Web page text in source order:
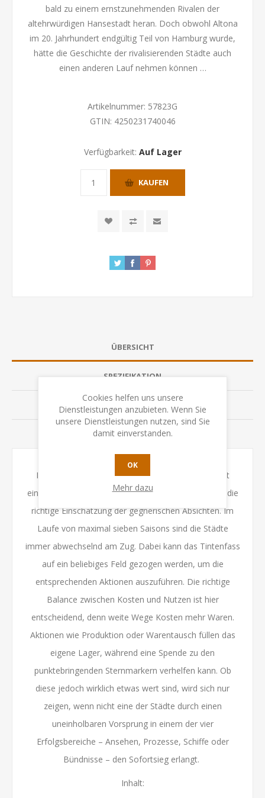
bald zu einem ernstzunehmenden Rivalen der
altehrwürdigen Hansestadt heran. Doch obwohl Altona
im 20. Jahrhundert endgültig Teil von Hamburg wurde,
hätte die Geschichte der rivalisierenden Städte auch
einen anderen Lauf nehmen können …
Artikelnummer: 57823G
GTIN: 4250231740046
Verfügbarkeit: Auf Lager
KAUFEN
ÜBERSICHT
SPEZIFIKATION
BEWERTUNGEN
KONTAKTIEREN SIE UNS
Im Stadtduell Rival Citieskommt es auf geschickt
eingesetzte Ablenkungsmanöver ebenso an wie auf die
richtige Einschätzung der gegnerischen Absichten. Im
Laufe von maximal sieben Saisons sind die Städte
immer abwechselnd am Zug. Dabei kann das Tintenfass
auf ein beliebiges Feld gezogen werden, um die
entsprechenden Aktionen auszuführen. Die richtige
Balance zwischen Kosten und Nutzen ist hier
entscheidend, denn weite Wege Kosten mehr Waren.
Aktionen wie Produktion oder Warentausch füllen das
eigene Lager, während eine Spende zu den
punktebringenden Sternmarkern verhelfen kann. Ob
diese jedoch wirklich etwas wert sind, wird sich nur
zeigen, wenn nicht eine der Städte durch einen
uneinholbaren Vorsprung in einem der vier
Erfolgsbereiche – Ansehen, Prozesse, Schiffe oder
Bündnisse – den Sofortsieg erlangt.
Inhalt:
Cookies helfen uns unsere
Dienstleistungen anzubieten. Wenn Sie
unsere Dienstleistungen nutzen, sind Sie
damit einverstanden.
OK
Mehr dazu